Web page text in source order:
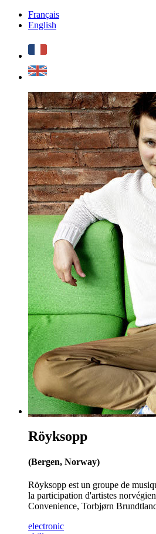
Français
English
Röyksopp
(Bergen, Norway)
Röyksopp est un groupe de
la participation d'artistes
Convenience, Torbjørn
electronic